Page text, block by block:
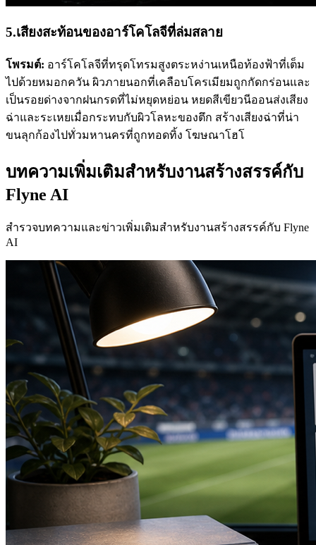
5.เสียงสะท้อนของอาร์โคโลจีที่ล่มสลาย
โพรมต์: อาร์โคโลจีที่ทรุดโทรมสูงตระหง่านเหนือท้องฟ้าที่เต็ม
ไปด้วยหมอกควัน ผิวภายนอกที่เคลือบโครเมียมถูกกัดกร่อนและ
เป็นรอยด่างจากฝนกรดที่ไม่หยุดหย่อน หยดสีเขียวนีออนส่งเสียง
ฉ่าและระเหยเมื่อกระทบกับผิวโลหะของตึก สร้างเสียงฉ่าที่น่า
ขนลุกก้องไปทั่วมหานครที่ถูกทอดทิ้ง โฆษณาโฮโ
บทความเพิ่มเติมสำหรับงานสร้างสรรค์กับ
Flyne AI
สำรวจบทความและข่าวเพิ่มเติมสำหรับงานสร้างสรรค์กับ Flyne
AI